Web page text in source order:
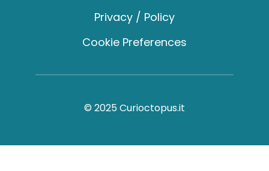
Privacy / Policy
Cookie Preferences
© 2025 Curioctopus.it